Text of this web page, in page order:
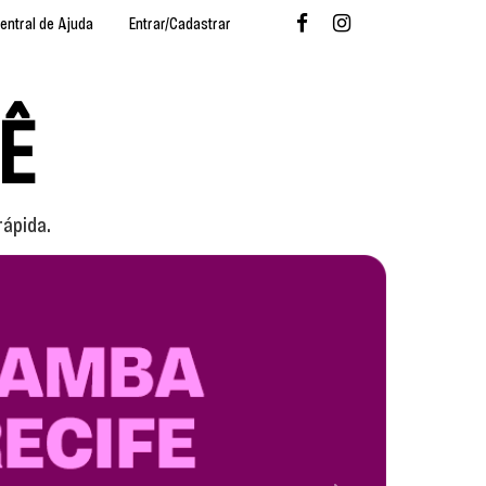
de Ajuda Entrar/Cadastrar